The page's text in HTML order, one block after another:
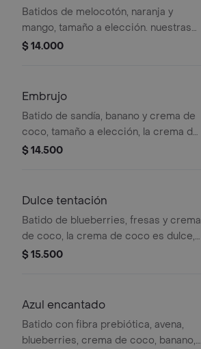
Batidos de melocotón, naranja y
mango, tamaño a elección. nuestras
preparaciones se encuentran
ingredientes.
$ 14.000
Embrujo
Batido de sandía, banano y crema de
coco, tamaño a elección, la crema de
coco es dulce. nuestras
pueden realizar modificaciones en los
$ 14.500
Dulce tentación
Batido de blueberries, fresas y crema
de coco, la crema de coco es dulce,
tamaño a elección. nuestras
pueden realizar modificaciones en los
$ 15.500
Azul encantado
Batido con fibra prebiótica, avena,
blueberries, crema de coco, banano,